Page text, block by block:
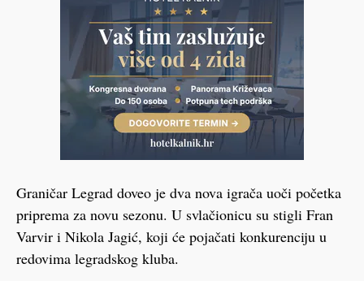
Graničar Legrad doveo je dva nova igrača uoči početka
priprema za novu sezonu. U svlačionicu su stigli Fran
Varvir i Nikola Jagić, koji će pojačati konkurenciju u
redovima legradskog kluba.